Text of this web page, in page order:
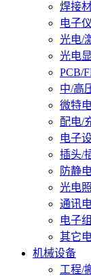
焊接
电子
光电/
光电
PCB/
中/高
微特
配电/
电子
插头/
防静
光电
通讯
电子
其它
机械设备
工程/